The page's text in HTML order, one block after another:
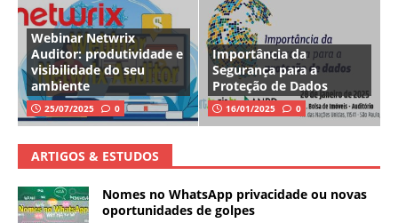
Webinar Netwrix
Auditor: produtividade e
visibilidade do seu
ambiente
25/07/2025 0
Importância da
Segurança para a
Proteção de Dados
16/01/2025 0
ARTIGOS & ESTUDOS
Nomes no WhatsApp privacidade ou novas
oportunidades de golpes